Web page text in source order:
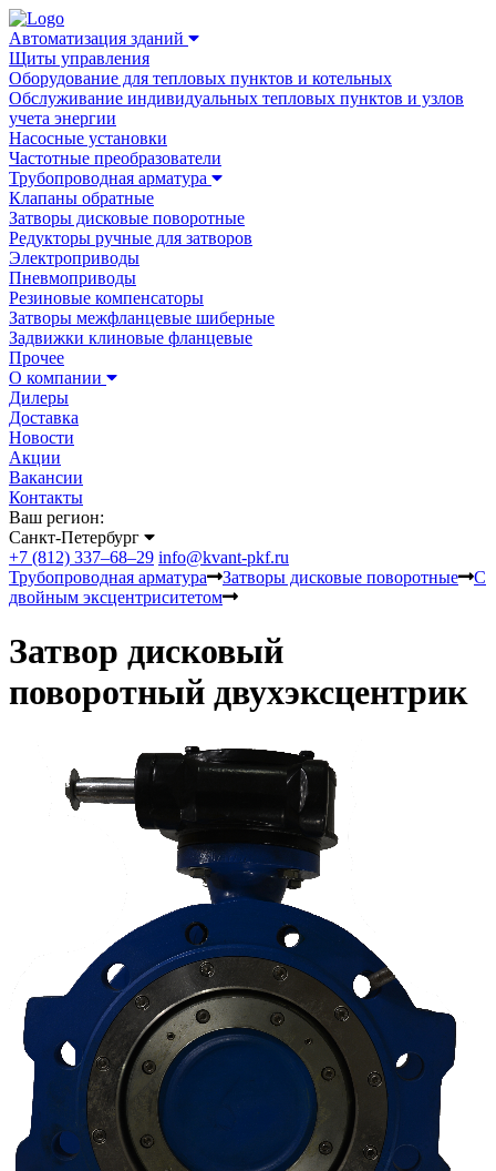
Автоматизация зданий
Щиты управления
Оборудование для тепловых пунктов и котельных
Обслуживание индивидуальных тепловых пунктов и узлов
учета энергии
Насосные установки
Частотные преобразователи
Трубопроводная арматура
Клапаны обратные
Затворы дисковые поворотные
Редукторы ручные для затворов
Электроприводы
Пневмоприводы
Резиновые компенсаторы
Затворы межфланцевые шиберные
Задвижки клиновые фланцевые
Прочее
О компании
Дилеры
Доставка
Новости
Акции
Вакансии
Контакты
Ваш регион:
Санкт-Петербург
+7 (812) 337–68–29 info@kvant-pkf.ru
Трубопроводная арматура
Затворы дисковые поворотные
С
двойным эксцентриситетом
Затвор дисковый
поворотный двухэксцентрик